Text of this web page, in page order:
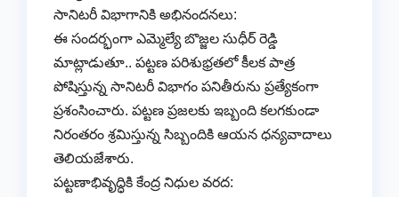
​సానిటరీ విభాగానికి అభినందనలు:
ఈ సందర్భంగా ఎమ్మెల్యే బొజ్జల సుధీర్ రెడ్డి
మాట్లాడుతూ.. పట్టణ పరిశుభ్రతలో కీలక పాత్ర
పోషిస్తున్న సానిటరీ విభాగం పనితీరును ప్రత్యేకంగా
ప్రశంసించారు. పట్టణ ప్రజలకు ఇబ్బంది కలగకుండా
నిరంతరం శ్రమిస్తున్న సిబ్బందికి ఆయన ధన్యవాదాలు
తెలియజేశారు.
​పట్టణాభివృద్ధికి కేంద్ర నిధుల వరద: